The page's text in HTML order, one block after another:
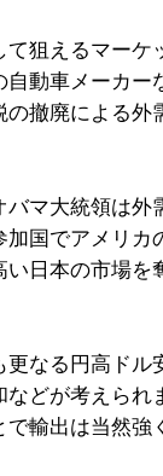
て狙えるマー
自動車メーカ
の撤廃による外
バマ大統領は外
加国でアメリカ
い日本の市場を
更なる円高ドル
などが考えられ
で輸出は当然強